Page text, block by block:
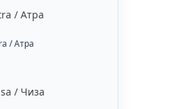
/ Атра